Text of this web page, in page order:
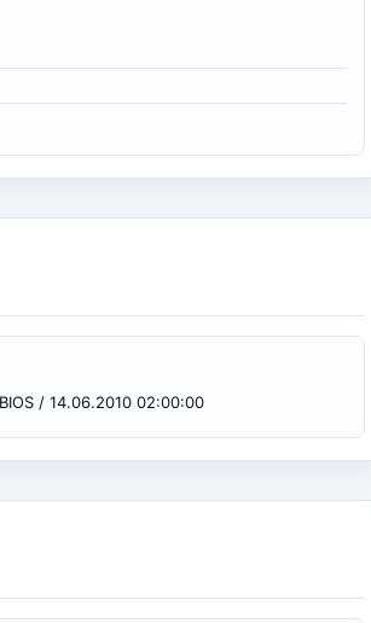
/ 14.06.2010 02:00:00